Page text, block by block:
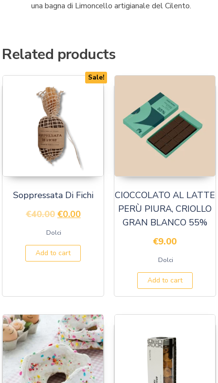
una bagna di Limoncello artigianale del Cilento.
Related products
Sale!
Soppressata Di Fichi
€40.00 €0.00
Dolci
Add to cart
CIOCCOLATO AL LATTE
PERÙ PIURA, CRIOLLO
GRAN BLANCO 55%
€9.00
Dolci
Add to cart